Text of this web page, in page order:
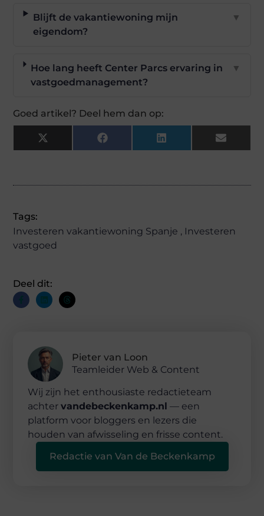
Blijft de vakantiewoning mijn
eigendom?
▼
Hoe lang heeft Center Parcs ervaring in
vastgoedmanagement?
▼
Goed artikel? Deel hem dan op:
X
(Twitter)
Facebook LinkedIn Email
Tags:
Investeren vakantiewoning Spanje , Investeren
vastgoed
Deel dit:
Pieter van Loon
Teamleider Web & Content
Wij zijn het enthousiaste redactieteam
achtervandebeckenkamp.nl — een
platform voor bloggers en lezers die
houden van afwisseling en frisse content.
Redactie van Van de Beckenkamp